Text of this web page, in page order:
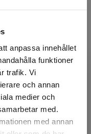
anpassa innehållet
funktioner
trafik. Vi
och annan
medier och
med.
med annan
barnortopedi har
Föregående
ut 2006, var en